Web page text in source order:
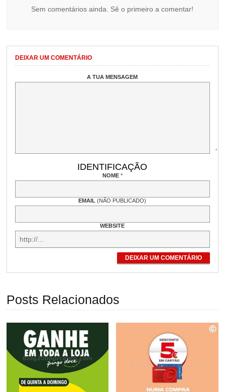
Sem comentários ainda. Sê o primeiro a comentar!
DEIXAR UM COMENTÁRIO
A TUA MENSAGEM
IDENTIFICAÇÃO
NOME *
EMAIL(NÃO PUBLICADO)
WEBSITE
DEIXAR UM COMENTÁRIO
Posts Relacionados